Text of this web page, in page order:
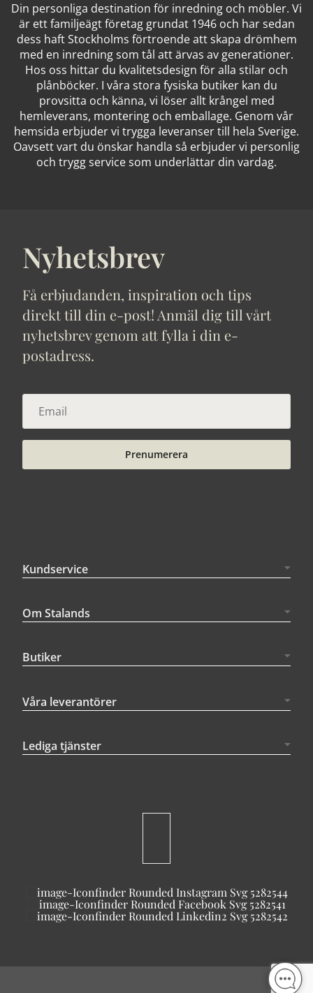
Din personliga destination för inredning och möbler. Vi
är ett familjeägt företag grundat 1946 och har sedan
dess haft Stockholms förtroende att skapa drömhem
med en inredning som tål att ärvas av generationer.
Hos oss hittar du kvalitetsdesign för alla stilar och
plånböcker. I våra stora fysiska butiker kan du
provsitta och känna, vi löser allt krångel med
hemleverans, montering och emballage. Genom vår
hemsida erbjuder vi trygga leveranser till hela Sverige.
Oavsett vart du önskar handla så erbjuder vi personlig
och trygg service som underlättar din vardag.
Nyhetsbrev
Få erbjudanden, inspiration och tips
direkt till din e-post! Anmäl dig till vårt
nyhetsbrev genom att fylla i din e-
postadress.
Prenumerera
Kundservice
Om Stalands
Butiker
Våra leverantörer
Lediga tjänster